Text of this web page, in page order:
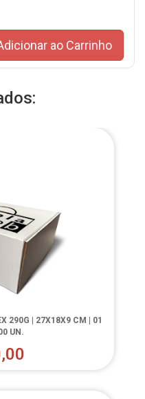
ao Carrinho
290G | 27X18X9 CM | 01
UN.